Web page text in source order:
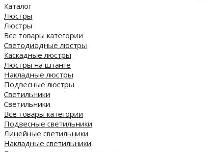
Каталог
Люстры
Люстры
Все товары категории
Светодиодные люстры
Каскадные люстры
Люстры на штанге
Накладные люстры
Подвесные люстры
Светильники
Светильники
Все товары категории
Подвесные светильники
Линейные светильники
Накладные светильники